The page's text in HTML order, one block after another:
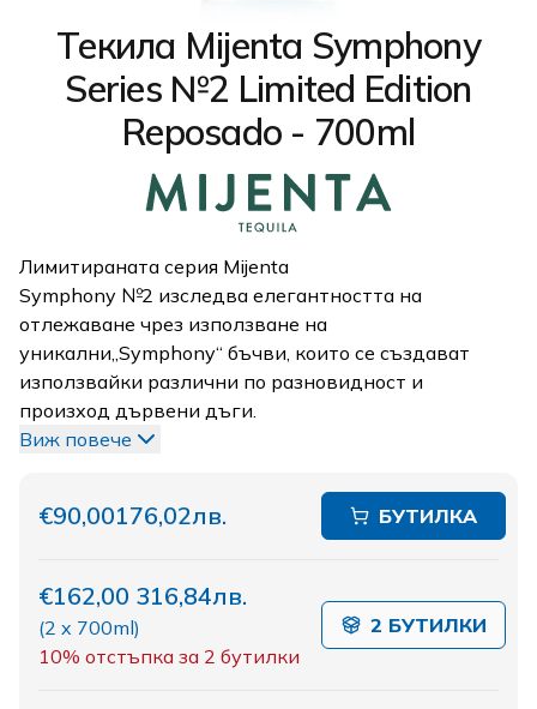
Текилa Mijenta Symphony
Series №2 Limited Edition
Reposado - 700ml
Лимитираната серия Mijenta
Symphony №2 изследва елегантността на
отлежаване чрез използване на
уникални„Symphony“ бъчви, които се създават
използвайки различни по разновидност и
произход дървени дъги.
Виж повече
€90,00176,02лв. БУТИЛКА
€162,00 316,84лв.
(2 x 700ml)
10% отстъпка за 2 бутилки
2 БУТИЛКИ